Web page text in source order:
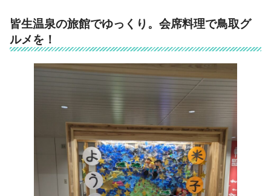
皆生温泉の旅館でゆっくり。会席料理で鳥取グ
ルメを！